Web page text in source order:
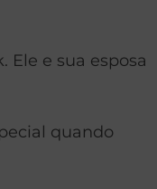
Ele e sua esposa
quando